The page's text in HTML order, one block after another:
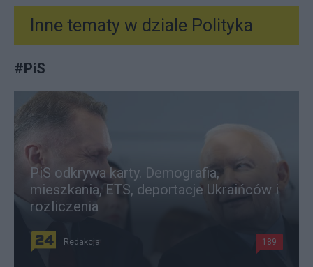
Inne tematy w dziale Polityka
#PiS
PiS odkrywa karty. Demografia,
mieszkania, ETS, deportacje Ukraińców i
rozliczenia
Redakcja 189